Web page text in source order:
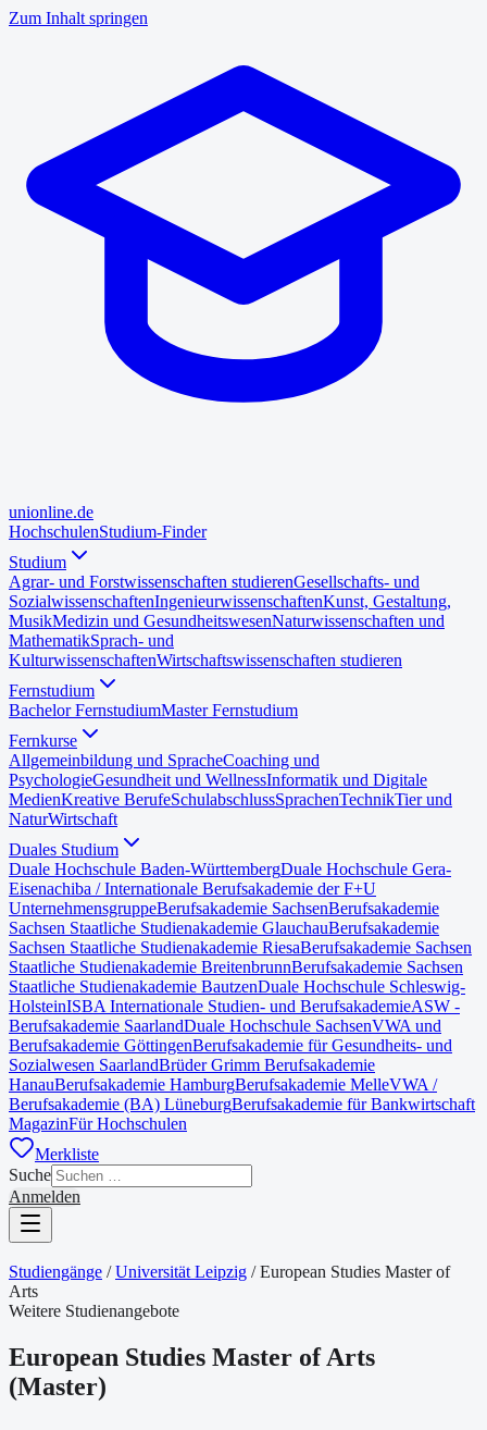
Zum Inhalt springen
unionline.de
HochschulenStudium-Finder
Studium
Agrar- und Forstwissenschaften studierenGesellschafts- und
SozialwissenschaftenIngenieurwissenschaftenKunst, Gestaltung,
MusikMedizin und GesundheitswesenNaturwissenschaften und
MathematikSprach- und
KulturwissenschaftenWirtschaftswissenschaften studieren
Fernstudium
Bachelor FernstudiumMaster Fernstudium
Fernkurse
Allgemeinbildung und SpracheCoaching und
PsychologieGesundheit und WellnessInformatik und Digitale
MedienKreative BerufeSchulabschlussSprachenTechnikTier und
NaturWirtschaft
Duales Studium
Duale Hochschule Baden-WürttembergDuale Hochschule Gera-
Eisenachiba / Internationale Berufsakademie der F+U
UnternehmensgruppeBerufsakademie SachsenBerufsakademie
Sachsen Staatliche Studienakademie GlauchauBerufsakademie
Sachsen Staatliche Studienakademie RiesaBerufsakademie Sachsen
Staatliche Studienakademie BreitenbrunnBerufsakademie Sachsen
Staatliche Studienakademie BautzenDuale Hochschule Schleswig-
HolsteinISBA Internationale Studien- und BerufsakademieASW -
Berufsakademie SaarlandDuale Hochschule SachsenVWA und
Berufsakademie GöttingenBerufsakademie für Gesundheits- und
Sozialwesen SaarlandBrüder Grimm Berufsakademie
HanauBerufsakademie HamburgBerufsakademie MelleVWA /
Berufsakademie (BA) LüneburgBerufsakademie für Bankwirtschaft
MagazinFür Hochschulen
Merkliste
Suche
Anmelden
Studiengänge / Universität Leipzig /European Studies Master of
Arts
Weitere Studienangebote
European Studies Master of Arts
(Master)